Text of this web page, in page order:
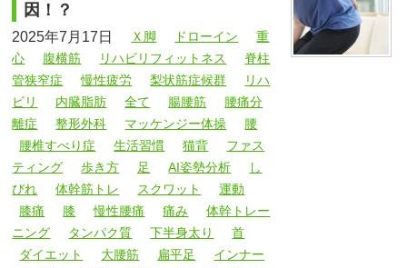
因！？
2025年7月17日 Ｘ脚 ドローイン
重
心
腹横筋 リハビリフィットネス
脊柱
管狭窄症
慢性疲労 梨状筋症候群
リハ
ビリ
内臓脂肪 全て 腸腰筋
腰痛分
離症
整形外科 マッケンジー体操
腰
腰椎すべり症
生活習慣 猫背
ファス
ティング
歩き方 足 AI姿勢分析
し
びれ
体幹筋トレ スクワット
運動
膝痛
膝 慢性腰痛 痛み
体幹トレー
ニング
タンパク質 下半身太り
首
ダイエット
大腰筋 扁平足
インナー